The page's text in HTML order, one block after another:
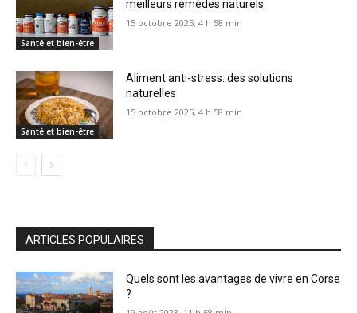
Santé et bien-être
meilleurs remèdes naturels
15 octobre 2025, 4 h 58 min
Santé et bien-être
Aliment anti-stress: des solutions
naturelles
15 octobre 2025, 4 h 58 min
ARTICLES POPULAIRES
Quels sont les avantages de vivre en Corse
?